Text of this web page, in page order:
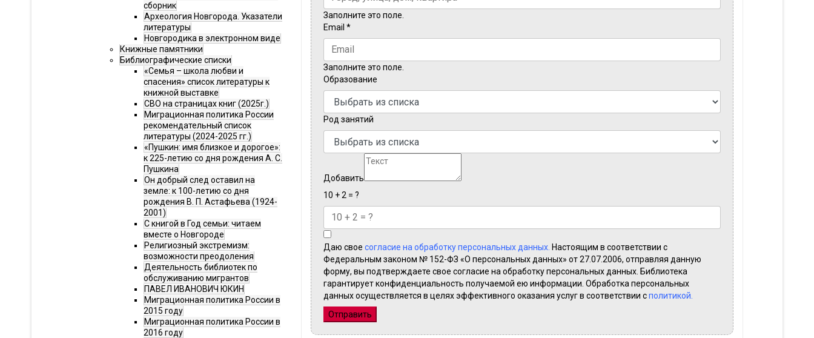
сборник
Археология Новгорода. Указатели
литературы
Новгородика в электронном виде
Книжные памятники
Библиографические списки
«Семья – школа любви и
спасения» список литературы к
книжной выставке
СВО на страницах книг (2025г.)
Миграционная политика России
рекомендательный список
литературы (2024-2025 гг.)
«Пушкин: имя близкое и дорогое»:
к 225-летию со дня рождения А. С.
Пушкина
Он добрый след оставил на
земле: к 100-летию со дня
рождения В. П. Астафьева (1924-
2001)
С книгой в Год семьи: читаем
вместе о Новгороде
Религиозный экстремизм:
возможности преодоления
Деятельность библиотек по
обслуживанию мигрантов
ПАВЕЛ ИВАНОВИЧ ЮКИН
Миграционная политика России в
2015 году
Миграционная политика России в
2016 году
Заполните это поле.
Email *
Заполните это поле.
Образование
Род занятий
Добавить
10 + 2 = ?
Даю свое согласие на обработку персональных данных. Настоящим в соответствии с
Федеральным законом № 152-ФЗ «О персональных данных» от 27.07.2006, отправляя данную
форму, вы подтверждаете свое согласие на обработку персональных данных. Библиотека
гарантирует конфиденциальность получаемой ею информации. Обработка персональных
данных осуществляется в целях эффективного оказания услуг в соответствии сполитикой.
Отправить